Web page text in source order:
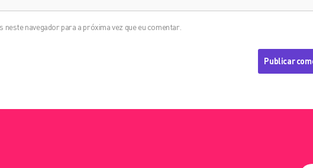
neste navegador para a próxima vez que eu comentar.